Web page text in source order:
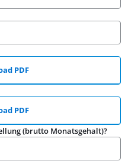
PDF
PDF
(brutto Monatsgehalt)?